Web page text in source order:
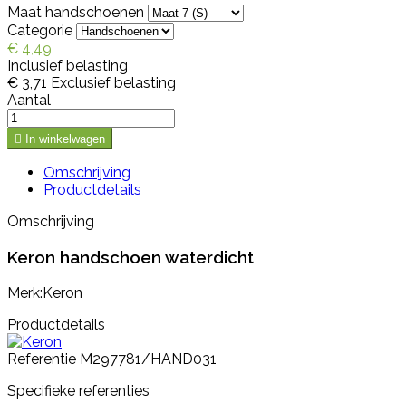
Maat handschoenen
Categorie
€ 4,49
Inclusief belasting
€ 3,71 Exclusief belasting
Aantal
 In winkelwagen
Omschrijving
Productdetails
Omschrijving
Keron handschoen waterdicht
Merk:Keron
Productdetails
Referentie M297781/HAND031
Specifieke referenties